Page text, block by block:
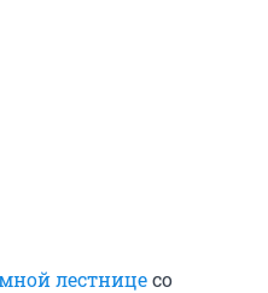
лестницесо